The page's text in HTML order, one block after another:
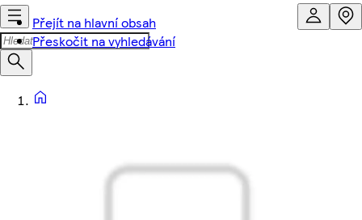
Přejít na hlavní obsah
Přeskočit na vyhledávání